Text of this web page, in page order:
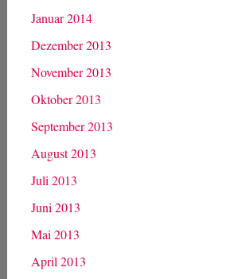
Januar 2014
Dezember 2013
November 2013
Oktober 2013
September 2013
August 2013
Juli 2013
Juni 2013
Mai 2013
April 2013